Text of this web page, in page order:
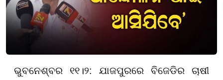
ଭୁବନେଶ୍ବର ୧୧।୨: ଯାଜପୁରରେ ବିଜେଡିର ଚାଷୀ